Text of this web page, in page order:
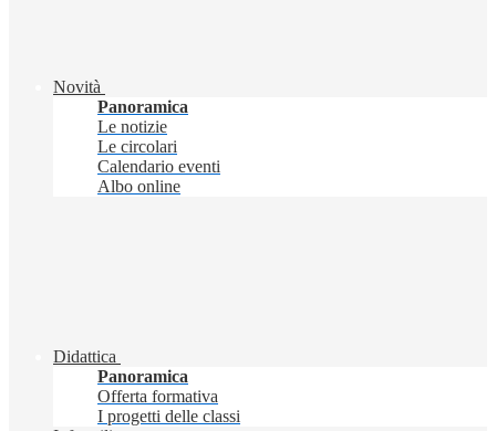
Novità
Panoramica
Le notizie
Le circolari
Calendario eventi
Albo online
Didattica
Panoramica
Offerta formativa
I progetti delle classi